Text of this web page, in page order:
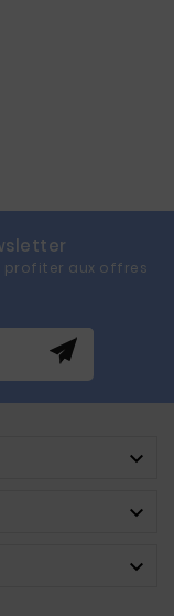
profiter aux offres


